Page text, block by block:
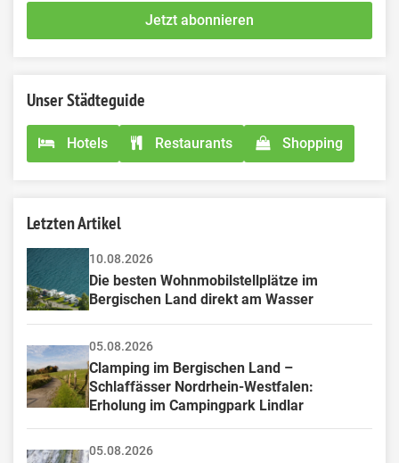
Jetzt abonnieren
Unser Städteguide
Hotels Restaurants Shopping
Letzten Artikel
10.08.2026
Die besten Wohnmobilstellplätze im
Bergischen Land direkt am Wasser
05.08.2026
Clamping im Bergischen Land –
Schlaffässer Nordrhein-Westfalen:
Erholung im Campingpark Lindlar
05.08.2026